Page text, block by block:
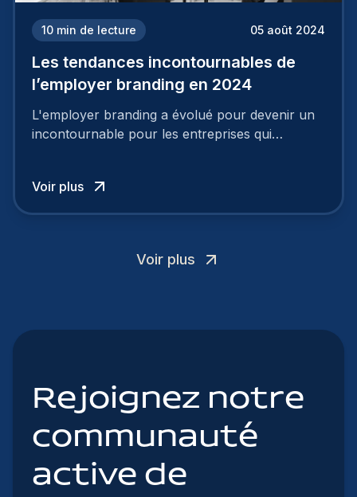
10 min de lecture 05 août 2024
Les tendances incontournables de
l’employer branding en 2024
L'employer branding a évolué pour devenir un
incontournable pour les entreprises qui
Voir plus
Voir plus
Rejoignez notre
communauté
active de